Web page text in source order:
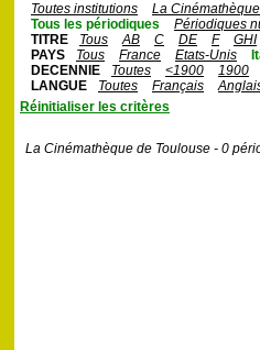
Toutes institutions
La
Tous les périodiques
Périodiques
TITRE
Tous AB C DE F
GHI
PAYS
Tous France Etats-Unis
DECENNIE
Toutes <1900
1900
LANGUE
Toutes Français
Réinitialiser les critères
La Cinémathèque de Toulouse - 0